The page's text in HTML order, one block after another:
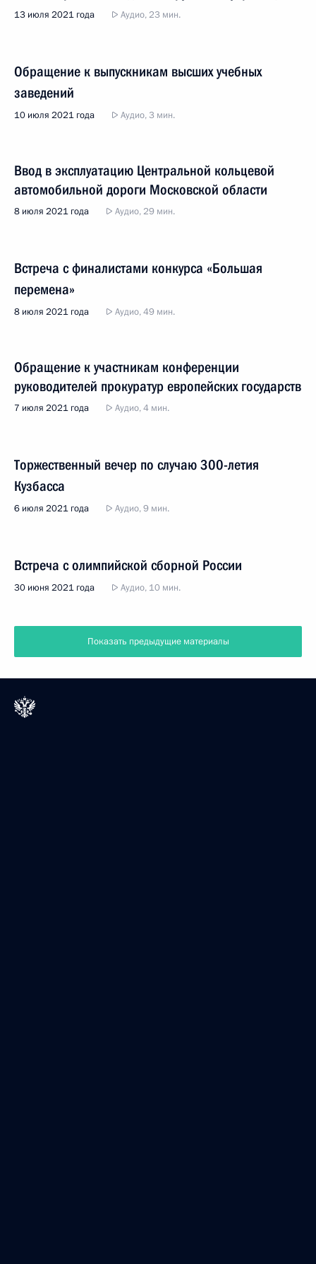
13 июля 2021 года Аудио, 23 мин.
Обращение к выпускникам высших учебных
заведений
10 июля 2021 года Аудио, 3 мин.
Ввод в эксплуатацию Центральной кольцевой
автомобильной дороги Московской области
8 июля 2021 года Аудио, 29 мин.
Встреча с финалистами конкурса «Большая
перемена»
8 июля 2021 года Аудио, 49 мин.
Обращение к участникам конференции
руководителей прокуратур европейских государств
7 июля 2021 года Аудио, 4 мин.
Торжественный вечер по случаю 300-летия
Кузбасса
6 июля 2021 года Аудио, 9 мин.
Встреча с олимпийской сборной России
30 июня 2021 года Аудио, 10 мин.
Показать предыдущие материалы